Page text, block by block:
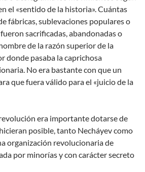
el «sentido de la historia». Cuántas
fábricas, sublevaciones populares o
sacrificadas, abandonadas o
de la razón superior de la
donde pasaba la caprichosa
No era bastante con que un
que fuera válido para el «juicio de la
era importante dotarse de
posible, tanto Necháyev como
organización revolucionaria de
por minorías y con carácter secreto